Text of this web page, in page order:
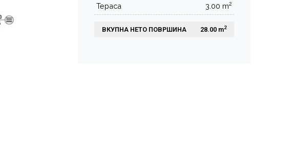
Тераса 3.00 m2
ВКУПНА НЕТО ПОВРШИНА 28.00 m2